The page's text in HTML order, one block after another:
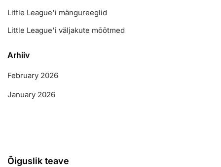
Little League'i mängureeglid
Little League'i väljakute mõõtmed
Arhiiv
February 2026
January 2026
Õiguslik teave